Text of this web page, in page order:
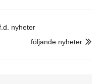
nyheter

följande nyheter